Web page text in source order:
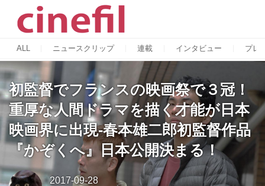
ALL ニュースクリップ 連載 インタビュー プレ
初監督でフランスの映画祭で３冠！
重厚な人間ドラマを描く才能が日本
映画界に出現-春本雄二郎初監督作品
『かぞくへ』日本公開決まる！
2017-09-28